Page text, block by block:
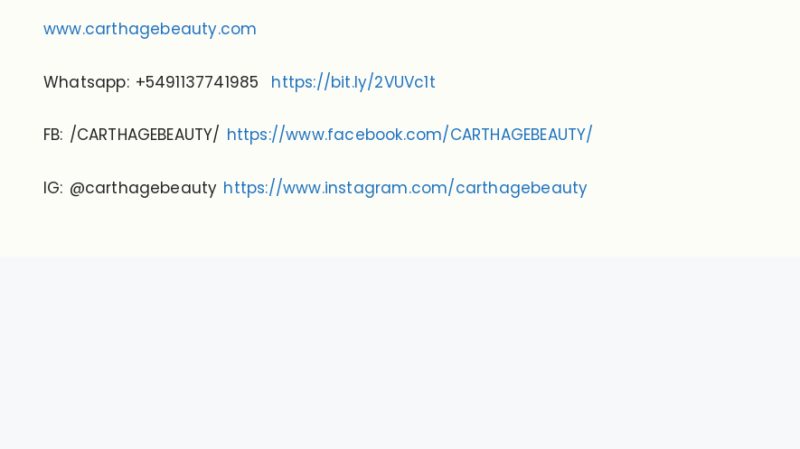
www.carthagebeauty.com
Whatsapp: +5491137741985 https://bit.ly/2VUVc1t
FB: /CARTHAGEBEAUTY/ https://www.facebook.com/CARTHAGEBEAUTY/
IG: @carthagebeauty https://www.instagram.com/carthagebeauty